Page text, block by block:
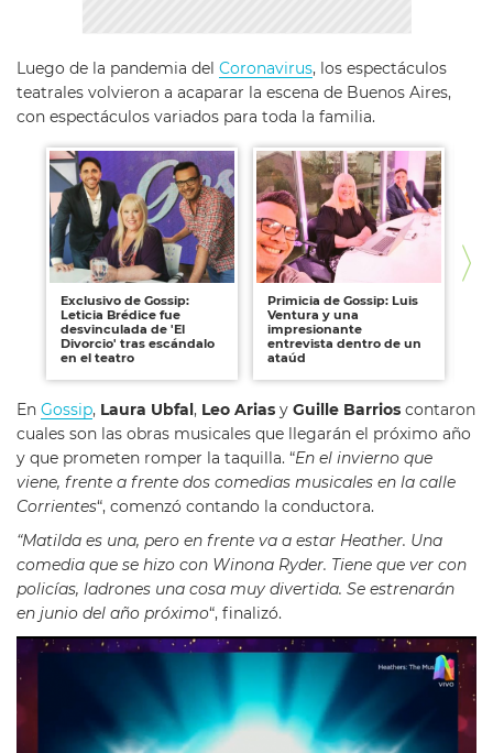
Luego de la pandemia del Coronavirus, los espectáculos
teatrales volvieron a acaparar la escena de Buenos Aires,
con espectáculos variados para toda la familia.
Exclusivo de Gossip:
Leticia Brédice fue
desvinculada de 'El
Divorcio' tras escándalo
en el teatro
Primicia de Gossip: Luis
Ventura y una
impresionante
entrevista dentro de un
ataúd
En Gossip, Laura Ubfal , Leo Arias y Guille Barrios contaron
cuales son las obras musicales que llegarán el próximo año
y que prometen romper la taquilla. “En el invierno que
viene, frente a frente dos comedias musicales en la calle
Corrientes“, comenzó contando la conductora.
“Matilda es una, pero en frente va a estar Heather. Una
comedia que se hizo con Winona Ryder. Tiene que ver con
policías, ladrones una cosa muy divertida. Se estrenarán
en junio del año próximo“, finalizó.